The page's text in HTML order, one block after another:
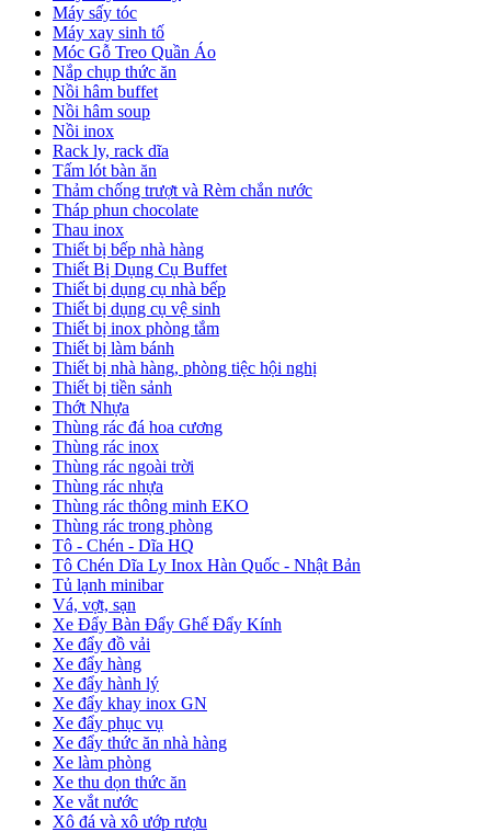
Máy sấy tóc
Máy xay sinh tố
Móc Gỗ Treo Quần Áo
Nắp chụp thức ăn
Nồi hâm buffet
Nồi hâm soup
Nồi inox
Rack ly, rack dĩa
Tấm lót bàn ăn
Thảm chống trượt và Rèm chắn nước
Tháp phun chocolate
Thau inox
Thiết bị bếp nhà hàng
Thiết Bị Dụng Cụ Buffet
Thiết bị dụng cụ nhà bếp
Thiết bị dụng cụ vệ sinh
Thiết bị inox phòng tắm
Thiết bị làm bánh
Thiết bị nhà hàng, phòng tiệc hội nghị
Thiết bị tiền sảnh
Thớt Nhựa
Thùng rác đá hoa cương
Thùng rác inox
Thùng rác ngoài trời
Thùng rác nhựa
Thùng rác thông minh EKO
Thùng rác trong phòng
Tô - Chén - Dĩa HQ
Tô Chén Dĩa Ly Inox Hàn Quốc - Nhật Bản
Tủ lạnh minibar
Vá, vợt, sạn
Xe Đẩy Bàn Đẩy Ghế Đẩy Kính
Xe đẩy đồ vải
Xe đẩy hàng
Xe đẩy hành lý
Xe đẩy khay inox GN
Xe đẩy phục vụ
Xe đẩy thức ăn nhà hàng
Xe làm phòng
Xe thu dọn thức ăn
Xe vắt nước
Xô đá và xô ướp rượu